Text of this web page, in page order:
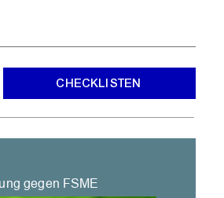
CHECKLISTEN
gegen FSME